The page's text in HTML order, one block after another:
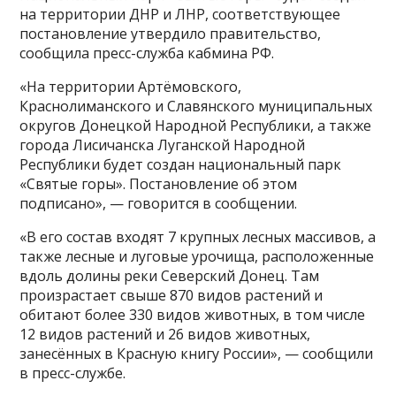
на территории ДНР и ЛНР, соответствующее
постановление утвердило правительство,
сообщила пресс-служба кабмина РФ.
«На территории Артёмовского,
Краснолиманского и Славянского муниципальных
округов Донецкой Народной Республики, а также
города Лисичанска Луганской Народной
Республики будет создан национальный парк
«Святые горы». Постановление об этом
подписано», — говорится в сообщении.
«В его состав входят 7 крупных лесных массивов, а
также лесные и луговые урочища, расположенные
вдоль долины реки Северский Донец. Там
произрастает свыше 870 видов растений и
обитают более 330 видов животных, в том числе
12 видов растений и 26 видов животных,
занесённых в Красную книгу России», — сообщили
в пресс-службе.